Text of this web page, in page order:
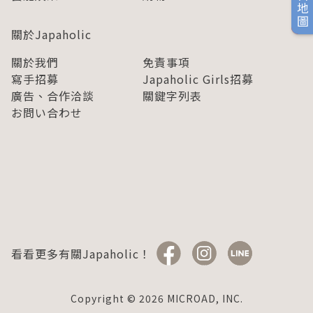
關於Japaholic
關於我們
免責事項
寫手招募
Japaholic Girls招募
廣告、合作洽談
關鍵字列表
お問い合わせ
看看更多有關Japaholic！
Copyright © 2026 MICROAD, INC.